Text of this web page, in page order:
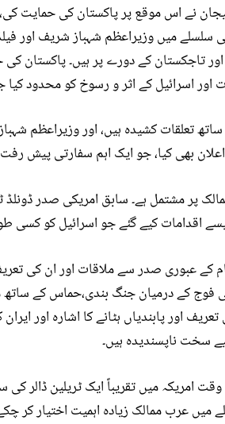
نے اس موقع پر پاکستان کی حمایت
سلسلے میں وزیراعظم شہباز شریف اور
اور تاجکستان کے دورے پر ہیں۔
اور اسرائیل کے اثر و رسوخ کو محدود کیا
تعلقات کشیدہ ہیں، اور وزیراعظم
بھی کیا، جو ایک اہم سفارتی پیش
پر مشتمل ہے۔ سابق امریکی صدر
ایسے اقدامات کیے گئے جو اسرائیل کو کسی
کے عبوری صدر سے ملاقات اور ان کی
فوج کے درمیان جنگ بندی،حماس کے ساتھ
اور پابندیاں ہٹانے کا اشارہ اور
سخت ناپسندیدہ ہیں۔
میں تقریباً ایک ٹریلین ڈالر
میں عرب ممالک زیادہ اہمیت اختیار کر